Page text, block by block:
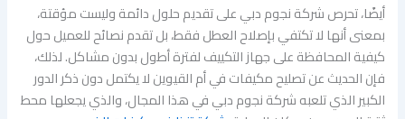
أيضًا، تحرص شركة نجوم دبي على تقديم حلول دائمة وليست مؤقتة،
بمعنى أنها لا تكتفي بإصلاح العطل فقط، بل تقدم نصائح للعميل حول
كيفية المحافظة على جهاز التكييف لفترة أطول بدون مشاكل. لذلك،
فإن الحديث عن تصليح مكيفات في أم القيوين لا يكتمل دون ذكر الدور
الكبير الذي تلعبه شركة نجوم دبي في هذا المجال، والذي يجعلها محط